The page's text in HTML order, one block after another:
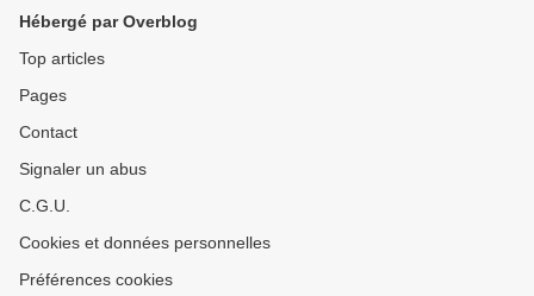
Hébergé par Overblog
Top articles
Pages
Contact
Signaler un abus
C.G.U.
Cookies et données personnelles
Préférences cookies